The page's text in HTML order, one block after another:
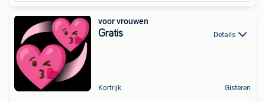
voor vrouwen
Gratis Details
Kortrijk Gisteren